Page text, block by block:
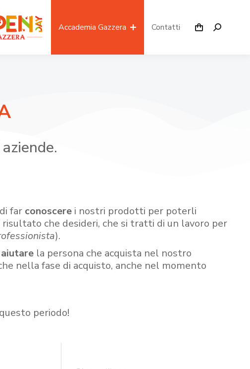
Accademia Gazzera Contatti
far conoscerei nostri prodotti per poterli
che desideri, che si tratti di un lavoro per
).
aiutare la persona che acquista nel nostro
nella fase di acquisto, anche nel momento
periodo!